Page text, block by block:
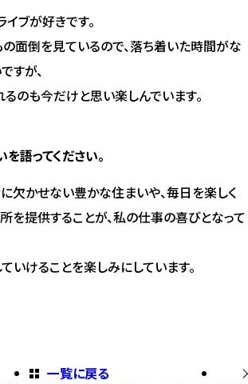
ブが好きです。
面倒を見ているので、落ち着いた時間がな
すが、
のも今だけと思い楽しんでいます。
語ってください。
欠かせない豊かな住まいや、毎日を楽しく
を提供することが、私の仕事の喜びとなって
いけることを楽しみにしています。
一覧に戻る